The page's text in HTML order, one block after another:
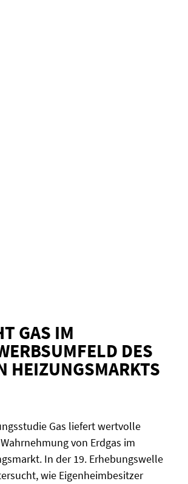
GAS IM
DES
HEIZUNGSMARKTS
Gas liefert wertvolle
von Erdgas im
In der 19. Erhebungswelle
wie Eigenheimbesitzer